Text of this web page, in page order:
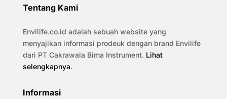
Tentang Kami
Envilife.co.id adalah sebuah website yang
menyajikan informasi prodeuk dengan brand Envilife
dari PT Cakrawala Bima Instrument. Lihat
selengkapnya.
Informasi